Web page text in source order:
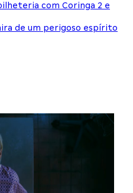
com Coringa 2 e
de um perigoso espírito